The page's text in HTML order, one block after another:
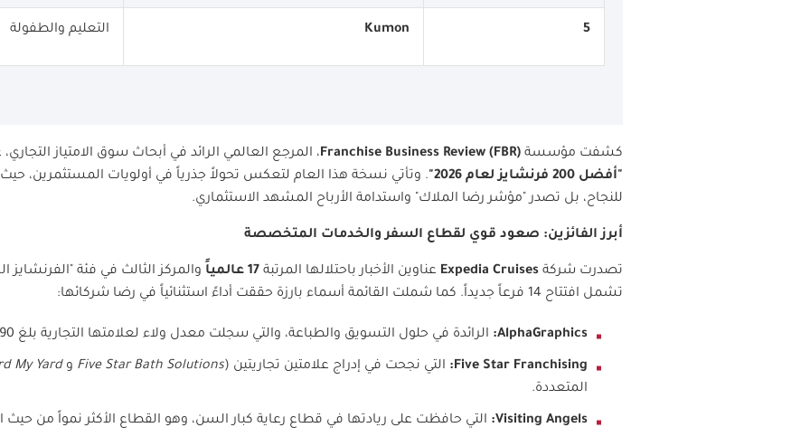
5
Kumon التعليم والطفولة
كشفت مؤسسة Franchise Business Review (FBR)، المرجع العالمي الرائد في أبحاث سوق الامتياز
"أفضل 200 فرنشايز لعام 2026 "
. وتأتي نسخة هذا العام لتعكس تحولاً جذرياً في أولويات المستثمرين، حيث
للنجاح، بل تصدر "مؤشر رضا الملاك" واستدامة الأرباح المشهد الاستثماري.
أبرز الفائزين: صعود قوي لقطاع السفر والخدمات المتخصصة
تصدرت شركة Expedia Cruises عناوين الأخبار باحتلالها المرتبة 17 عالمياً والمركز الثالث في فئة
تشمل افتتاح 14 فرعاً جديداً. كما شملت القائمة أسماء بارزة حققت أداءً استثنائياً في رضا شركائها
:
AlphaGraphics: الرائدة في حلول التسويق والطباعة، والتي سجلت معدل ولاء لعلامتها التجارية بلغ 90
Five Star Franchising: التي نجحت في إدراج علامتين تجاريتين (
Five Star Bath Solutions وMy Yard
المتعددة.
Visiting Angels: التي حافظت على ريادتها في قطاع رعاية كبار السن، وهو القطاع الأكثر نمواً من حيث